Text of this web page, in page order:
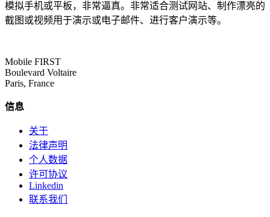
模拟手机或平板，非常逼真。非常适合测试网站、制作漂亮的
截图或视频用于演示或电子邮件、进行客户演示等。
Mobile FIRST
Boulevard Voltaire
Paris, France
信息
关于
法律声明
个人数据
许可协议
Linkedin
联系我们